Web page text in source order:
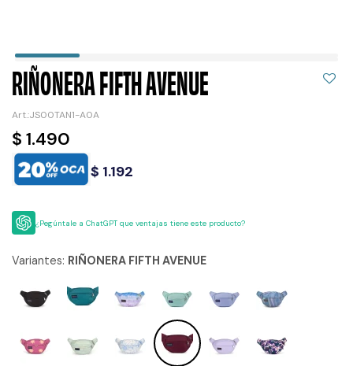
RIÑONERA FIFTH AVENUE
JS00TAN1-A0A
$ 1.490
$ 1.192
¿Pegúntale a ChatGPT que ventajas tiene este producto?
Variantes: RIÑONERA FIFTH AVENUE